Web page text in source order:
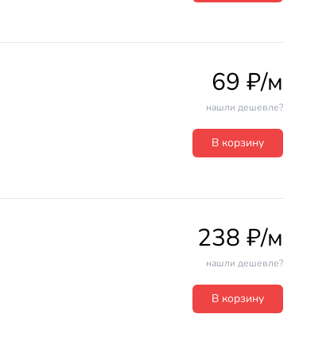
69 ₽/м
нашли дешевле?
В корзину
238 ₽/м
нашли дешевле?
В корзину